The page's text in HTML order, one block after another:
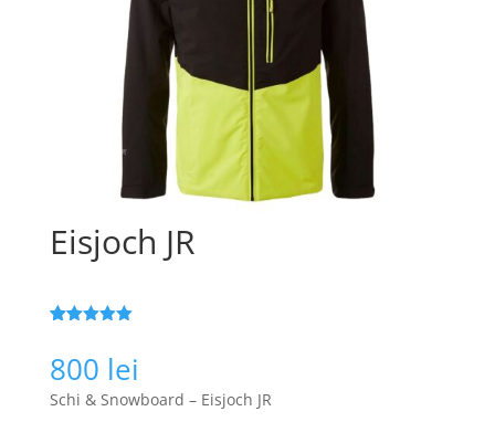
Eisjoch JR
baza a
evaluări de
la clienți
800 lei
Schi & Snowboard – Eisjoch JR